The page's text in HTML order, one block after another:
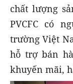
chất lượng
PVCFC có
trường Việt
hỗ trợ bán
khuyến mãi,